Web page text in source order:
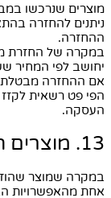
מוצרים שנרכשו
ניתנים להחזרה
ההחזרה.
במקרה של החזרת
יחושב לפי המחיר
אם ההחזרה מבטלת
הפי פט רשאית
העסקה.
13. מוצרים חסרים במלאי
במקרה שמוצר
אחת מהאפשרויות